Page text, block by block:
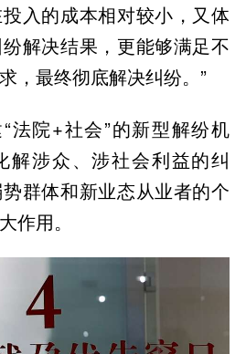
入的成本相对较小，又体
解决结果，更能够满足不
，最终彻底解决纠纷。”
“法院+社会”的新型解纷机
解涉众、涉社会利益的纠
群体和新业态从业者的个
作用。